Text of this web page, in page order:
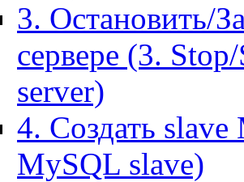
3. Остановить/
сервере (3.
server)
4. Создать
MySQL slave)